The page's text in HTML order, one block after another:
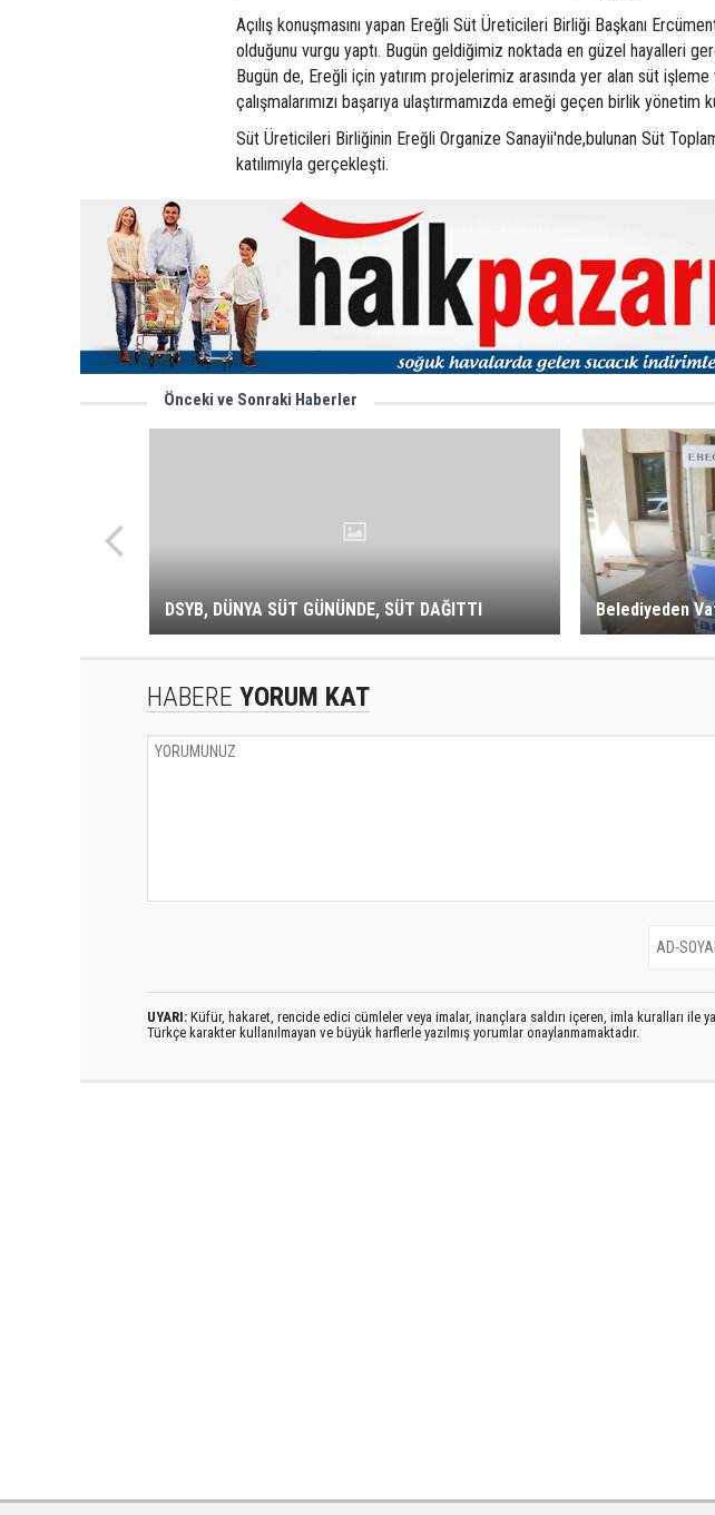
Açılış konuşmasını yapan Ereğli Süt Üreticileri Birliği Başkanı
olduğunu vurgu yaptı. Bugün geldiğimiz noktada en güzel hayalleri
Bugün de, Ereğli için yatırım projelerimiz arasında yer alan süt
çalışmalarımızı başarıya ulaştırmamızda emeği geçen birlik
Süt Üreticileri Birliğinin Ereğli Organize Sanayii'nde,bulunan Süt
katılımıyla gerçekleşti.
Önceki ve Sonraki Haberler
DSYB, DÜNYA SÜT GÜNÜNDE, SÜT DAĞITTI Belediyeden
HABERE YORUM KAT
UYARI: Küfür, hakaret, rencide edici cümleler veya imalar, inançlara saldırı içeren, imla kuralları ile
Türkçe karakter kullanılmayan ve büyük harflerle yazılmış yorumlar onaylanmamaktadır.